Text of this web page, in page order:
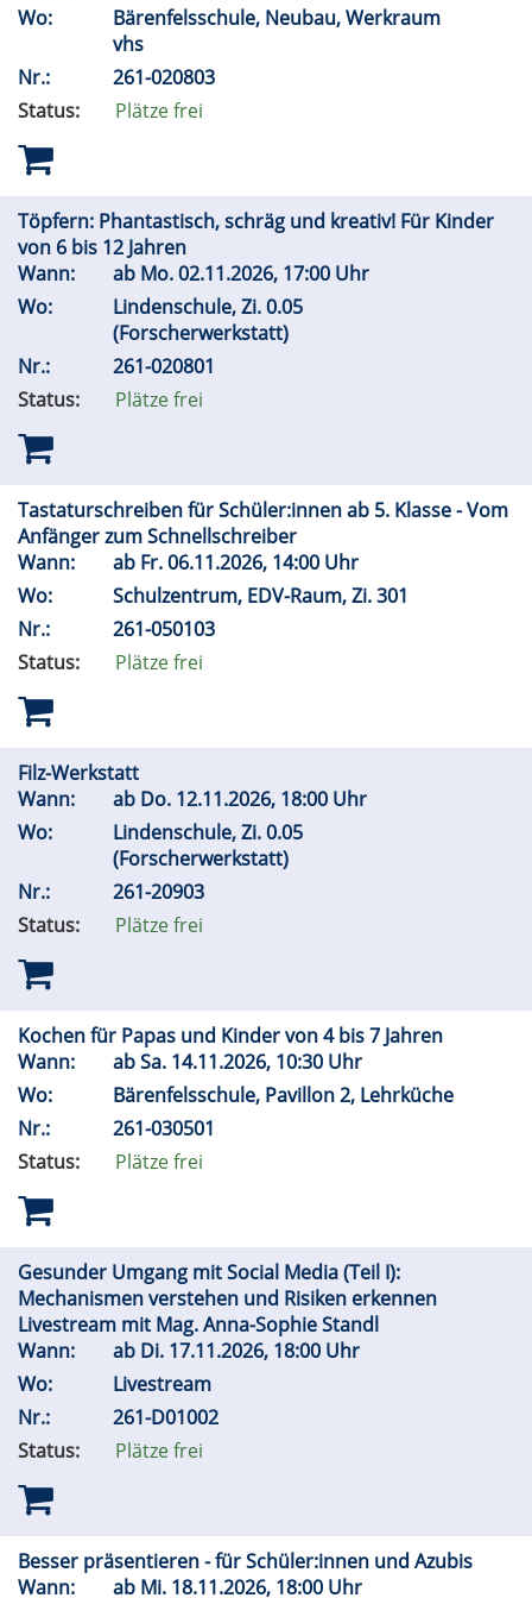
Wo:
Bärenfelsschule, Neubau, Werkraum
vhs
Nr.:
261-020803
Status:
Plätze frei
Töpfern: Phantastisch, schräg und kreativ! Für Kinder
von 6 bis 12 Jahren
Wann:
ab Mo.02.11.2026, 17:00 Uhr
Wo:
Lindenschule, Zi. 0.05
(Forscherwerkstatt)
Nr.:
261-020801
Status:
Plätze frei
Tastaturschreiben für Schüler:innen ab 5. Klasse - Vom
Anfänger zum Schnellschreiber
Wann:
ab Fr.06.11.2026, 14:00 Uhr
Wo:
Schulzentrum, EDV-Raum, Zi. 301
Nr.:
261-050103
Status:
Plätze frei
Filz-Werkstatt
Wann:
ab Do. 12.11.2026, 18:00 Uhr
Wo:
Lindenschule, Zi. 0.05
(Forscherwerkstatt)
Nr.:
261-20903
Status:
Plätze frei
Kochen für Papas und Kinder von 4 bis 7 Jahren
Wann:
abSa. 14.11.2026, 10:30 Uhr
Wo:
Bärenfelsschule, Pavillon 2, Lehrküche
Nr.:
261-030501
Status:
Plätze frei
Gesunder Umgang mit Social Media (Teil I):
Mechanismen verstehen und Risiken erkennen
Livestream mit Mag. Anna-Sophie Standl
Wann:
ab Di. 17.11.2026, 18:00 Uhr
Wo:
Livestream
Nr.:
261-D01002
Status:
Plätze frei
Besser präsentieren - für Schüler:innen und Azubis
Wann:
ab Mi. 18.11.2026, 18:00 Uhr